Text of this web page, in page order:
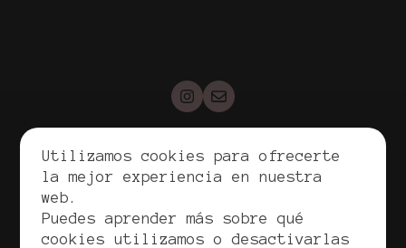
Copyrights. Reichel War, 2026. Todos los derechos
reservados.
Política de privacidad
Política de cookies
Aviso legal
Utilizamos cookies para ofrecerte
la mejor experiencia en nuestra
web.
Puedes aprender más sobre qué
cookies utilizamos o desactivarlas